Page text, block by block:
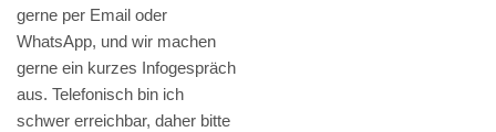
gerne per Email oder
WhatsApp, und wir machen
gerne ein kurzes Infogespräch
aus. Telefonisch bin ich
schwer erreichbar, daher bitte